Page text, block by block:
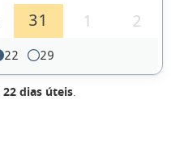
31 1 2
22 29
22 dias úteis.